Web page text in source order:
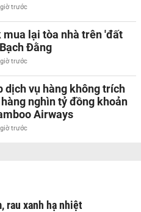
trước
lại tòa nhà trên 'đất
Đằng
trước
dịch vụ hàng không trích
hàng nghìn tỷ đồng khoản
Airways
trước
rau xanh hạ nhiệt